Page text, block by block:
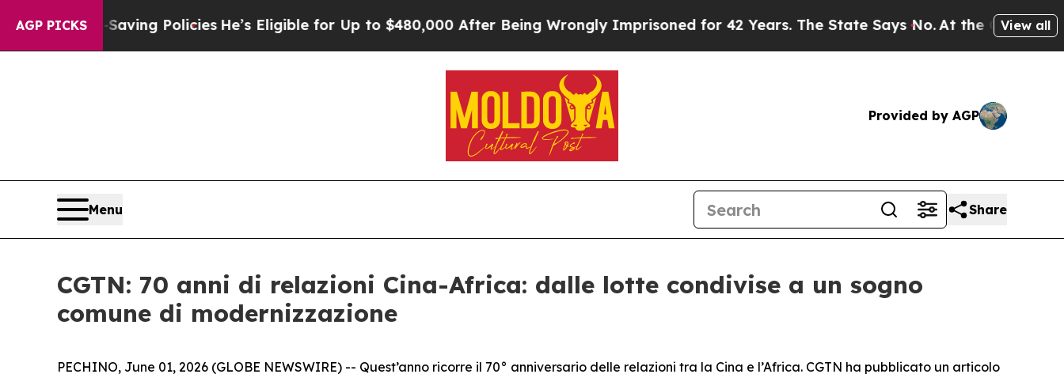
AGP PICKS
Life-Saving Policies He’s Eligible for Up to $480,000 After Being Wrongly Imprisoned for 42 Years. The State Says No.At the Command of Jeff
View all
Provided by AGP
Menu Share
CGTN: 70 anni di relazioni Cina-Africa: dalle lotte condivise a un sogno
comune di modernizzazione
PECHINO, June 01, 2026 (GLOBE NEWSWIRE) -- Quest’anno ricorre il 70° anniversario delle relazioni tra la Cina e l’Africa. CGTN ha pubblicato un articolo